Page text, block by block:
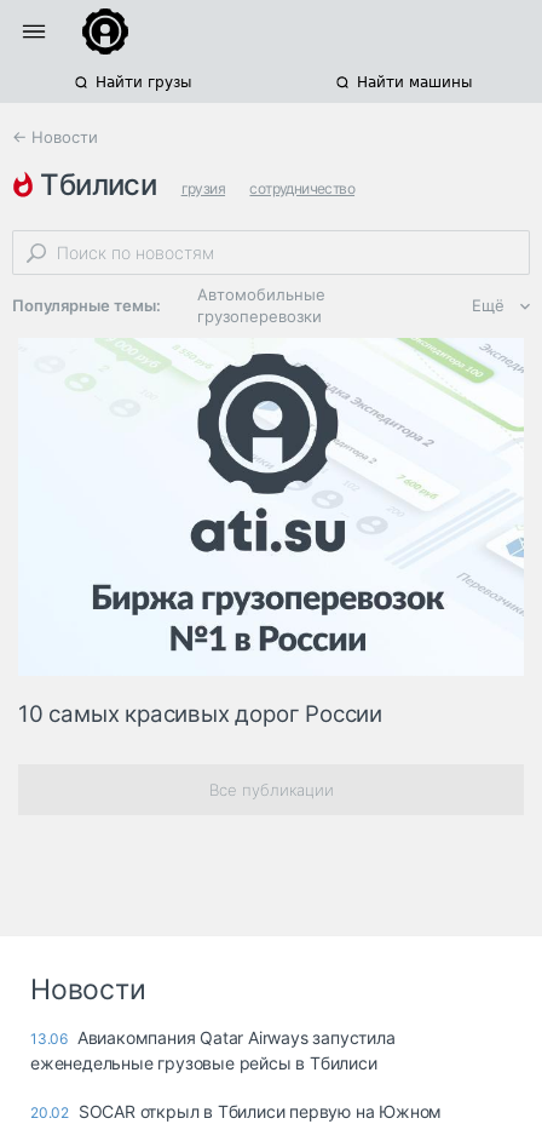
Найти грузы Найти машины
← Новости
тбилиси грузия сотрудничество
международные грузоперевозки
Популярные темы:
Автомобильные
грузоперевозки
Региональная
логистика
ЭДО, ИТ в
логистике
Дороги,
инфраструктура
Логистика, грузы
Негабаритные и
опасные грузы
Безопасность и
Таможня и ВЭД
грузовые
автохимия
Дзен
Ещё
10 самых красивых дорог России
Все публикации
Новости
13.06 Авиакомпания Qatar Airways запустила
еженедельные грузовые рейсы в Тбилиси
20.02 SOCAR открыл в Тбилиси первую на Южном